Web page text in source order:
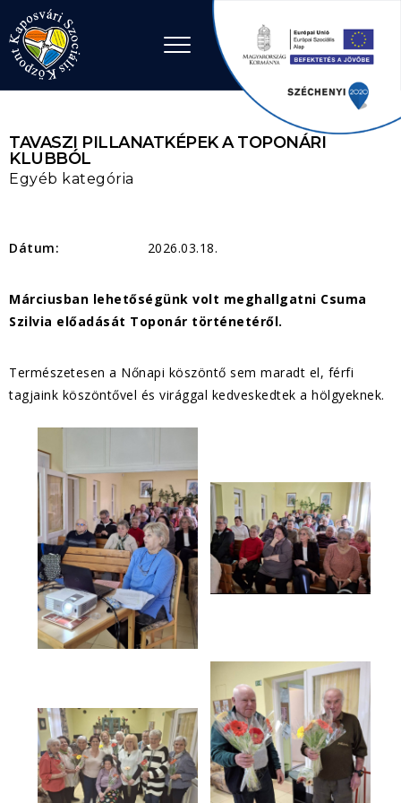
Ugrás a tartalomhoz
TAVASZI PILLANATKÉPEK A TOPONÁRI
KLUBBÓL
Egyéb kategória
Dátum: 2026.03.18.
Márciusban lehetőségünk volt meghallgatni Csuma
Szilvia előadását Toponár történetéről.
Természetesen a Nőnapi köszöntő sem maradt el, férfi
tagjaink köszöntővel és virággal kedveskedtek a hölgyeknek.